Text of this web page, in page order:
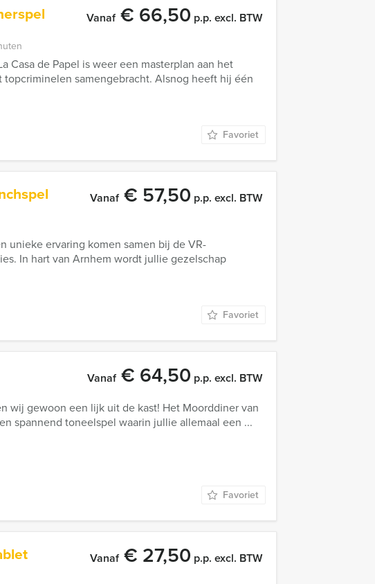
Vanaf€ 66,50 p.p. excl. BTW
Casa de Papel is weer een masterplan aan het
samengebracht. Alsnog heeft hij één
Favoriet
Vanaf€ 57,50 p.p. excl. BTW
unieke ervaring komen samen bij de VR-
In hart van Arnhem wordt jullie gezelschap
Favoriet
Vanaf€ 64,50 p.p. excl. BTW
wij gewoon een lijk uit de kast! Het Moorddiner van
spannend toneelspel waarin jullie allemaal een ...
Favoriet
Vanaf€ 27,50 p.p. excl. BTW